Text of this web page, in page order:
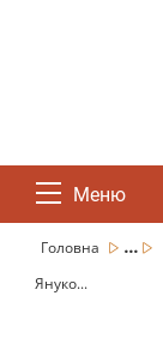
Меню
Головна ...
Януко...